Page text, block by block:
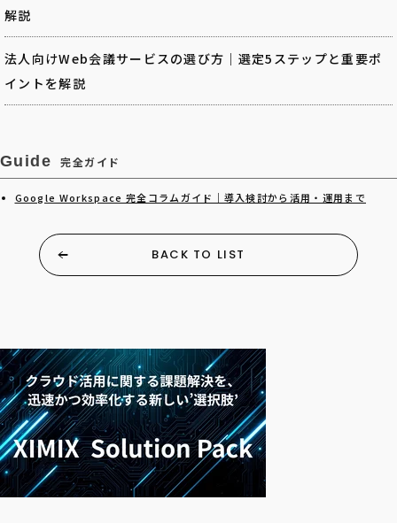
解説
法人向けWeb会議サービスの選び方｜選定5ステップと重要ポ
イントを解説
Guide 完全ガイド
Google Workspace 完全コラムガイド｜導入検討から活用・運用まで
BACK TO LIST